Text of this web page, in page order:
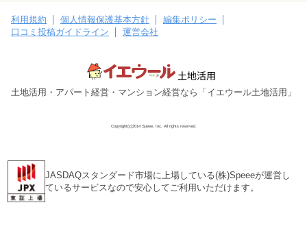
土地活用・アパート経営・マンション経営なら「イエウール土地活用」
利用規約 個人情報保護基本方針
編集ポリシー
口コミ投稿ガイドライン
運営会社
Copyright(c)2014 Speee, Inc. All rights reserved.
JASDAQスタンダード市場に上場している(株)Speeeが運営し
ているサービスなので安心してご利用いただけます。